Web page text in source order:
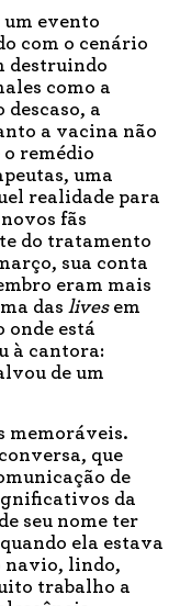
evento
com o cenário
destruindo
como a
descaso, a
a vacina não
o remédio
uma
realidade para
fãs
do tratamento
sua conta
eram mais
das livesem
onde está
à cantora:
de um
memoráveis.
que
de
da
seu nome ter
ela estava
navio, lindo,
trabalho a